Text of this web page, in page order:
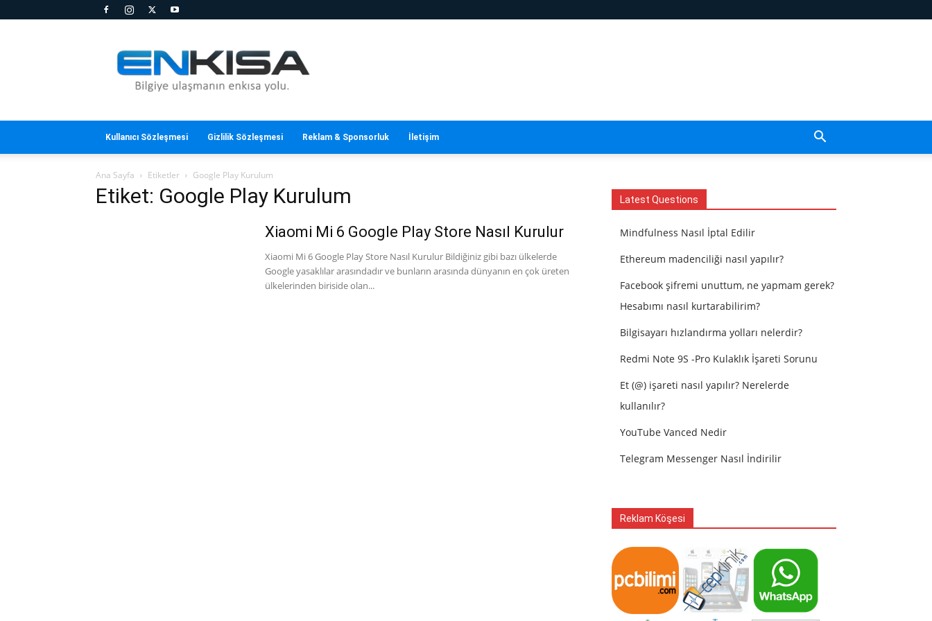
Kısa
Kullanıcı Sözleşmesi Gizlilik Sözleşmesi Reklam & Sponsorluk İletişim
Ana Sayfa Etiketler Google Play Kurulum
Etiket: Google Play Kurulum
Xiaomi Mi 6 Google Play Store Nasıl Kurulur
Xiaomi Mi 6 Google Play Store Nasıl Kurulur Bildiğiniz gibi bazı ülkelerde
Google yasaklılar arasındadır ve bunların arasında dünyanın en çok üreten
ülkelerinden biriside olan...
Latest Questions
Mindfulness Nasıl İptal Edilir
Ethereum madenciliği nasıl yapılır?
Facebook şifremi unuttum, ne yapmam gerek?
Hesabımı nasıl kurtarabilirim?
Bilgisayarı hızlandırma yolları nelerdir?
Redmi Note 9S -Pro Kulaklık İşareti Sorunu
Et (@) işareti nasıl yapılır? Nerelerde
kullanılır?
YouTube Vanced Nedir
Telegram Messenger Nasıl İndirilir
Reklam Köşesi